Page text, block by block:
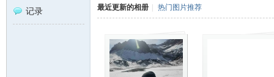
记录
最近更新的相册 热门图片推荐